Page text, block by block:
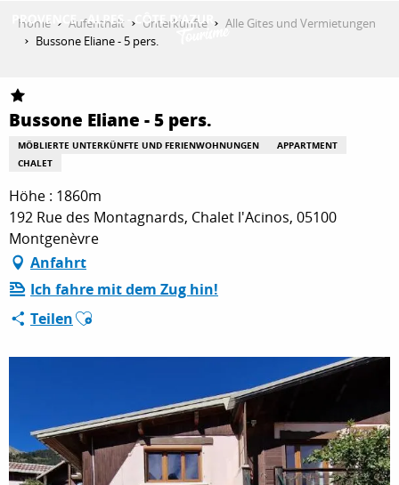
ENTDECKEN
AKTIVITÄTEN
AUFENTHALT
ESPACE PRO
Home Aufenthalt Unterkünfte
Alle Gites und Vermietungen
Bussone Eliane - 5 pers.
Bussone Eliane - 5 pers.
MÖBLIERTE UNTERKÜNFTE UND FERIENWOHNUNGEN
APPARTMENT
CHALET
Höhe : 1860m
192 Rue des Montagnards, Chalet l'Acinos, 05100
Montgenèvre
Anfahrt
Ich fahre mit dem Zug hin!
TeilenAjouter aux favoris